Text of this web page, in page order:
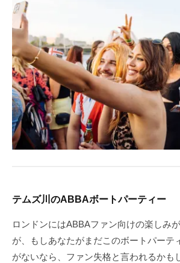
テムズ川のABBAボートパーティー
ロンドンにはABBAファン向けの楽しみ
が、もしあなたがまだこのボートパーテ
がないなら、ファン失格と言われるかも